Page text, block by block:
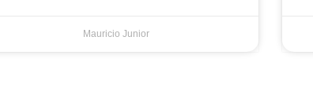
Mauricio Junior